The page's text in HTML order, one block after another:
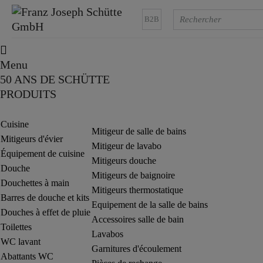
B2B
Menu
50 ANS DE SCHÜTTE
PRODUITS
Cuisine
Mitigeurs d'évier
Équipement de cuisine
Douche
Douchettes à main
Barres de douche et kits
Douches à effet de pluie
Toilettes
WC lavant
Abattants WC
Mitigeur de salle de bains
Mitigeur de lavabo
Mitigeurs douche
Mitigeurs de baignoire
Mitigeurs thermostatique
Equipement de la salle de bains
Accessoires salle de bain
Lavabos
Garnitures d'écoulement